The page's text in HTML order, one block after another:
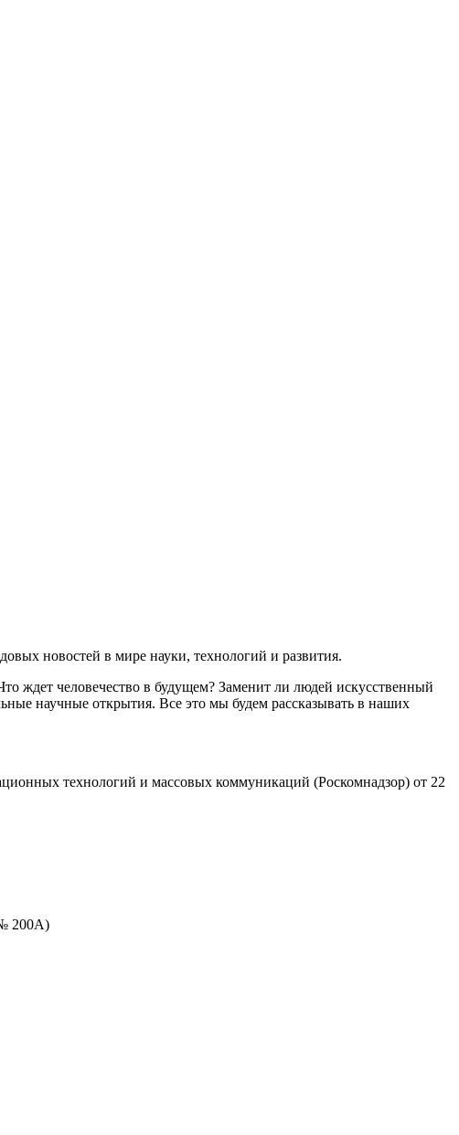
новостей в мире науки, технологий и развития.
ждет человечество в будущем? Заменит ли людей искусственный
научные открытия. Все это мы будем рассказывать в наших
технологий и массовых коммуникаций (Роскомнадзор) от 22
№ 200А)